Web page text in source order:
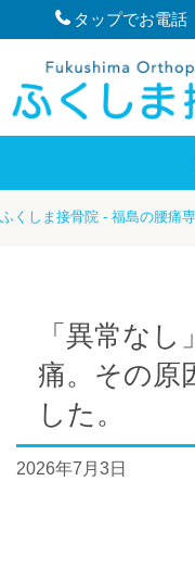
to
content
タップでお電話
ふくしま接骨院 - 福島の腰痛
「異常な
痛。その原
した。
2026年7月3日